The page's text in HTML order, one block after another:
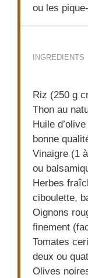
ou les
INGREDIENTS
Riz (250 g
Thon au
Huile
bonne
Vinaigre (1
ou
Herbes
ciboulette,
Oignons
finement
Tomates
deux ou
Olives